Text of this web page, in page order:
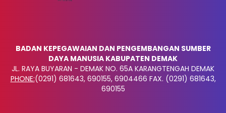
BADAN KEPEGAWAIAN DAN PENGEMBANGAN SUMBER
DAYA MANUSIA KABUPATEN DEMAK
JL. RAYA BUYARAN - DEMAK NO. 65A KARANGTENGAH DEMAK
PHONE:(0291) 681643, 690155, 6904466 FAX. (0291) 681643,
690155